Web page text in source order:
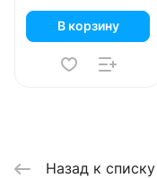
В корзину
Назад к списку